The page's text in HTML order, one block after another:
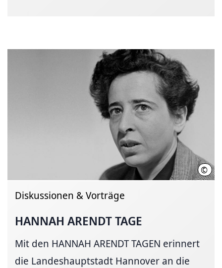
©
Diskussionen & Vorträge
HANNAH ARENDT TAGE
Mit den HANNAH ARENDT TAGEN erinnert
die Landeshauptstadt Hannover an die